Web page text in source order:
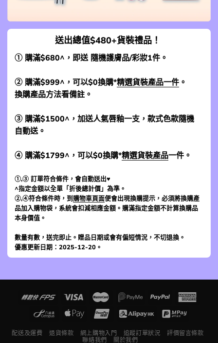
送出總值$480+貨裝禮品！
① 購滿$680^，即送 隨機護膚品/彩妝1件。
② 購滿$999^，可以$0換購*精選貨裝產品一件 。
換購產品方法看備註。
③ 購滿$1500^，加送人氣唇釉一支，款式色款隨機
自動送。
④ 購滿$1799^，可以$0換購*精選貨裝產品一件。
①,③ 訂單符合條件，會自動送出♥
^指定金額以全單「折後總計價」為準。
②,④符合條件時，到 購物車頁面便會出現換購提示，必須將換購產
品加入購物袋，系統會扣減相應金額。購滿指定金額不計算換購品
本身價值。
數量有數，送完即止。贈品日期或會有偏短情況，不切退換。
優惠更新日期：2025-12-20。
配送及運費 退貨條款 網上購物入門 追蹤訂單狀況
評價留言條款
聯絡我們
關於我們